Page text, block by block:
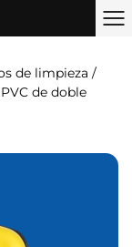
de limpieza /
de doble